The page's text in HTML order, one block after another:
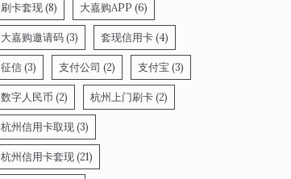
刷卡套现(8) 大嘉购APP (6)
大嘉购邀请码(3) 套现信用卡(4)
征信(3) 支付公司 (2) 支付宝 (3)
数字人民币 (2) 杭州上门刷卡(2)
杭州信用卡取现(3)
杭州信用卡套现(21)